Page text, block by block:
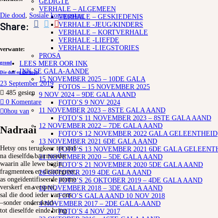
VERHALE – ALGEMEEN
VERHALE – GESKIEDENIS
VERHALE -JEUG/KINDERS
VERHALE – KORTVERHALE
VERHALE -LIEFDE
VERHALE -LIEGSTORIES
PROSA
LEES MEER OOR INK
INK SE GALA-AANDE
15 NOVEMBER 2025 – 10DE GALA
FOTOS – 15 NOVEMBER 2025
9 NOV 2024 – 9DE GALA AAND
FOTO’S 9 NOV 2024
11 NOVEMBER 2023 – 8STE GALA AAND
FOTO’S 11 NOVEMBER 2023 – 8STE GALA AAND
12 NOVEMBER 2022 – 7DE GALA AAND
FOTO’S 12 NOVEMBER 2022 GALA GELEENTHEID
13 NOVEMBER 2021 6DE GALA AAND
FOTO’S 13 NOVEMBER 2021 6DE GALA
21 NOVEMBER 2020 – 5DE GALA AAND
FOTO’S 21 NOVEMBER 2020 5DE GALA AAND
26 OKTOBER 2019 4DE GALA AAND
FOTO’S 26 OKTOBER 2019 – 4DE GALA AAND
10 NOVEMBER 2018 – 3DE GALA AAND
FOTO’S GALA AAND 10 NOV 2018
4 NOVEMBER 2017 – 2DE GALA-AAND
FOTO’S 4 NOV 2017
Die dood, Sosiale kommentaar
Share:
verwante:
grond
Die duif en die doop
23 September 2019
485 gesien
0 Komentare
0hou van
Nadraai
Hetsy ons terugkeer tot stof –
na dieselfde baarmoeder
waarin alle lewe begin;
fragmenteer en disintegreer,
as ongeïdentifiseerde atome
verskerf en versprei,
sal die dood ieder van ons
‒sonder onderskeid‒
tot dieselfde einde bring